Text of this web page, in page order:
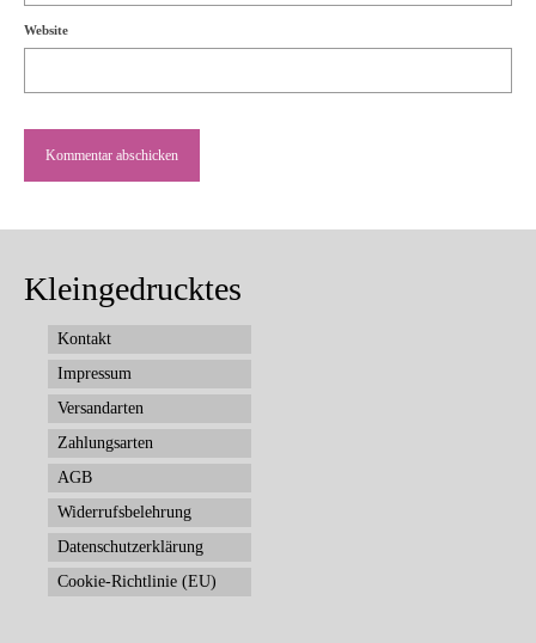
Website
Kleingedrucktes
Kontakt
Impressum
Versandarten
Zahlungsarten
AGB
Widerrufsbelehrung
Datenschutzerklärung
Cookie-Richtlinie (EU)